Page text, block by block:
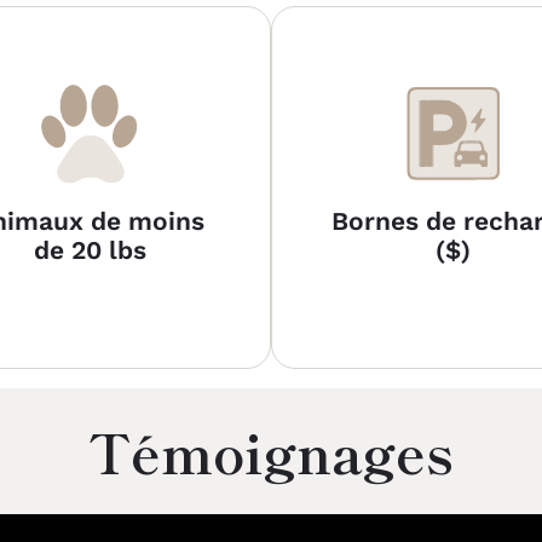
de moins
de 20 lbs
Bornes de
($)
Témoignages